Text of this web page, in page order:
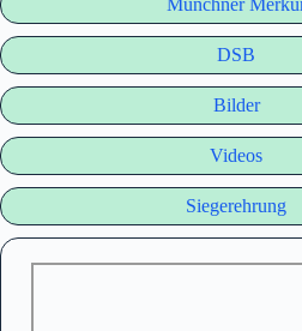
Münchner
DSB
Bilder
Videos
Siegerehrung